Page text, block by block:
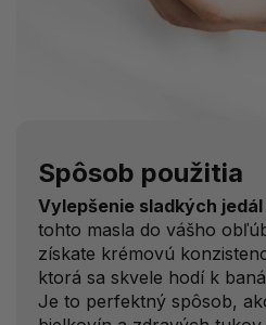
Spôsob použitia
Vylepšenie sladkých
tohto masla do vášho
získate krémovú
ktorá sa skvele hodí k
Je to perfektný spôsob,